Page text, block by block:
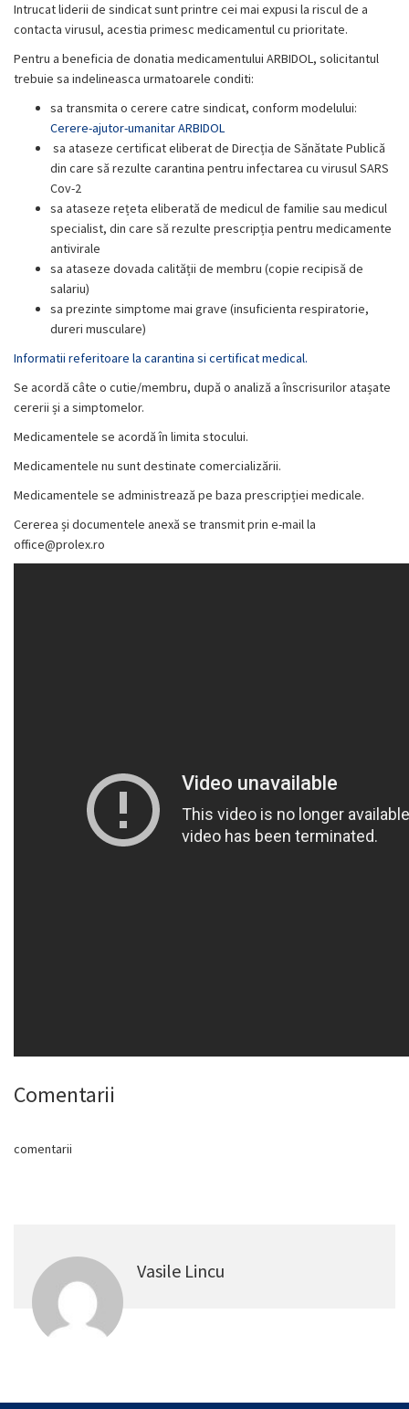
Intrucat liderii de sindicat sunt printre cei mai expusi la riscul de a
contacta virusul, acestia primesc medicamentul cu prioritate.
Pentru a beneficia de donatia medicamentului ARBIDOL, solicitantul
trebuie sa indelineasca urmatoarele conditi:
sa transmita o cerere catre sindicat, conform modelului:
Cerere-ajutor-umanitar ARBIDOL
sa ataseze certificat eliberat de Direcția de Sănătate Publică
din care să rezulte carantina pentru infectarea cu virusul SARS
Cov-2
sa ataseze rețeta eliberată de medicul de familie sau medicul
specialist, din care să rezulte prescripția pentru medicamente
antivirale
sa ataseze dovada calității de membru (copie recipisă de
salariu)
sa prezinte simptome mai grave (insuficienta respiratorie,
dureri musculare)
Informatii referitoare la carantina si certificat medical.
Se acordă câte o cutie/membru, după o analiză a înscrisurilor atașate
cererii și a simptomelor.
Medicamentele se acordă în limita stocului.
Medicamentele nu sunt destinate comercializării.
Medicamentele se administrează pe baza prescripției medicale.
Cererea și documentele anexă se transmit prin e-mail la
office@prolex.ro
Comentarii
comentarii
Vasile Lincu